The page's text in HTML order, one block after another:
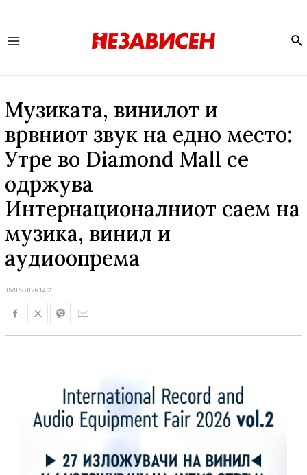
Музиката, винилот и
врвниот звук на едно место:
Утре во Diamond Mall се
одржува
Интернационалниот саем на
музика, винил и
аудиоопрема
05/06/2026 14:20